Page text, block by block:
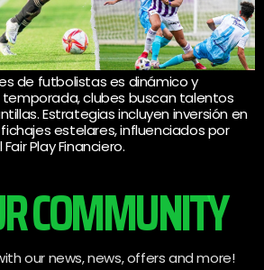
de futbolistas es dinámico y
clubes buscan talentos
Estrategias incluyen inversión en
estelares, influenciados por
Play Financiero.
COMMUNITY
our news, news, offers and more!